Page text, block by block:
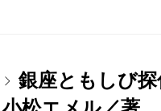
銀座ともしび探